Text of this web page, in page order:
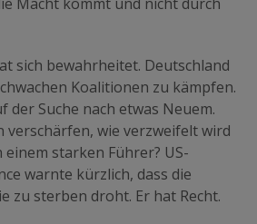
sich bewahrheitet. Deutschland
Koalitionen zu kämpfen.
der Suche nach etwas Neuem.
verschärfen, wie verzweifelt wird
einem starken Führer? US-
warnte kürzlich, dass die
zu sterben droht. Er hat Recht.